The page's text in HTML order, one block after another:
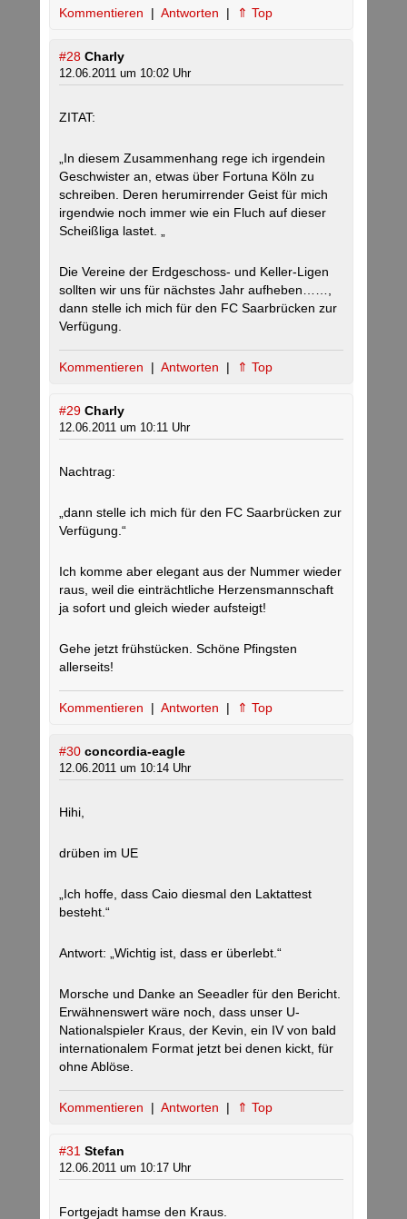
Kommentieren | Antworten | ⇑ Top
#28 Charly
12.06.2011 um 10:02 Uhr
ZITAT:
„In diesem Zusammenhang rege ich irgendein
Geschwister an, etwas über Fortuna Köln zu
schreiben. Deren herumirrender Geist für mich
irgendwie noch immer wie ein Fluch auf dieser
Scheißliga lastet. „
Die Vereine der Erdgeschoss- und Keller-Ligen
sollten wir uns für nächstes Jahr aufheben……,
dann stelle ich mich für den FC Saarbrücken zur
Verfügung.
Kommentieren | Antworten | ⇑ Top
#29 Charly
12.06.2011 um 10:11 Uhr
Nachtrag:
„dann stelle ich mich für den FC Saarbrücken zur
Verfügung.“
Ich komme aber elegant aus der Nummer wieder
raus, weil die einträchtliche Herzensmannschaft
ja sofort und gleich wieder aufsteigt!
Gehe jetzt frühstücken. Schöne Pfingsten
allerseits!
Kommentieren | Antworten | ⇑ Top
#30 concordia-eagle
12.06.2011 um 10:14 Uhr
Hihi,
drüben im UE
„Ich hoffe, dass Caio diesmal den Laktattest
besteht.“
Antwort: „Wichtig ist, dass er überlebt.“
Morsche und Danke an Seeadler für den Bericht.
Erwähnenswert wäre noch, dass unser U-
Nationalspieler Kraus, der Kevin, ein IV von bald
internationalem Format jetzt bei denen kickt, für
ohne Ablöse.
Kommentieren | Antworten | ⇑ Top
#31 Stefan
12.06.2011 um 10:17 Uhr
Fortgejadt hamse den Kraus.